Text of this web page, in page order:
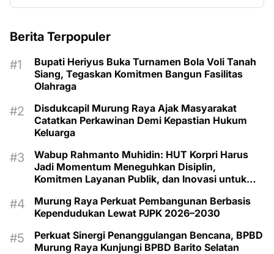
Berita Terpopuler
Bupati Heriyus Buka Turnamen Bola Voli Tanah
Siang, Tegaskan Komitmen Bangun Fasilitas
Olahraga
Disdukcapil Murung Raya Ajak Masyarakat
Catatkan Perkawinan Demi Kepastian Hukum
Keluarga
Wabup Rahmanto Muhidin: HUT Korpri Harus
Jadi Momentum Meneguhkan Disiplin,
Komitmen Layanan Publik, dan Inovasi untuk
Murung Raya Perkuat Pembangunan Berbasis
Kependudukan Lewat PJPK 2026–2030
Perkuat Sinergi Penanggulangan Bencana, BPBD
Murung Raya Kunjungi BPBD Barito Selatan